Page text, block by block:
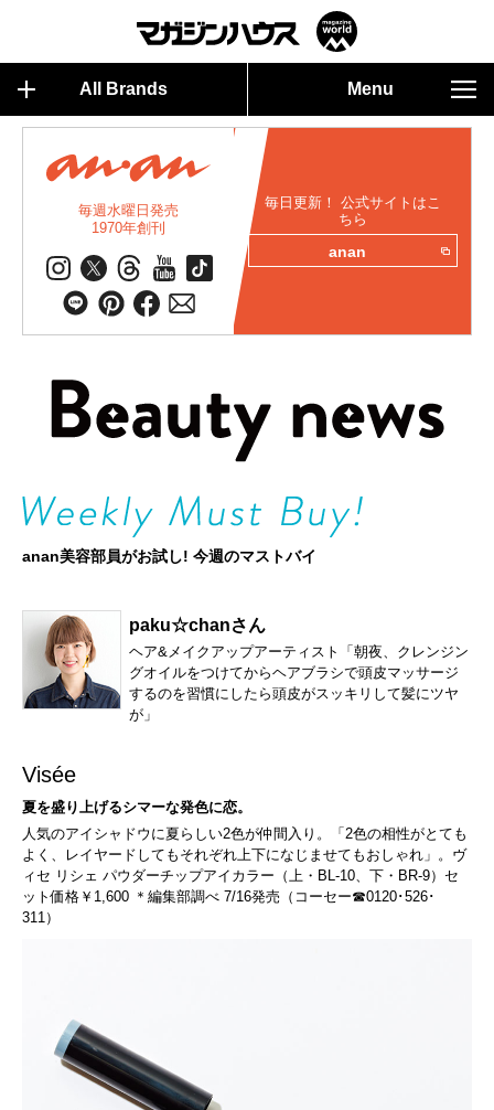
All Brands Menu
毎週水曜日発売
1970年創刊
毎日更新！ 公式サイトはこ
ちら
anan
anan美容部員がお試し! 今週のマストバイ
paku☆chanさん
ヘア&メイクアップアーティスト「朝夜、クレンジン
グオイルをつけてからヘアブラシで頭皮マッサージ
するのを習慣にしたら頭皮がスッキリして髪にツヤ
が」
Visée
夏を盛り上げるシマーな発色に恋。
人気のアイシャドウに夏らしい2色が仲間入り。「2色の相性がとても
よく、レイヤードしてもそれぞれ上下になじませてもおしゃれ」。ヴ
ィセ リシェ パウダーチップアイカラー（上・BL-10、下・BR-9）セ
ット価格￥1,600 ＊編集部調べ 7/16発売（コーセー☎0120･526･
311）